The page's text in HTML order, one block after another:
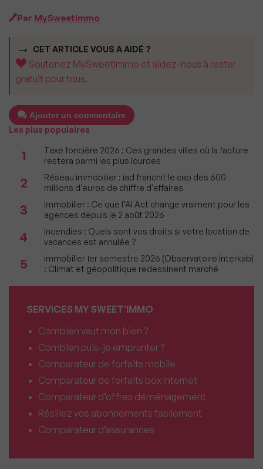
Par MySweetImmo
CET ARTICLE VOUS A AIDÉ ?
Soutenez MySweetImmo et aidez-nous à rester
gratuit pour tous.
Ajouter un commentaire
Les plus populaires
1
Taxe foncière 2026 : Ces grandes villes où la facture
restera parmi les plus lourdes
2
Réseau immobilier : iad franchit le cap des 600
millions d'euros de chiffre d'affaires
3
Immobilier : Ce que l’AI Act change vraiment pour les
agences depuis le 2 août 2026
4
Incendies : Quels sont vos droits si votre location de
vacances est annulée ?
5
Immobilier 1er semestre 2026 (Observatoire Interkab)
: Climat et géopolitique redessinent marché
SERVICES MY SWEET'IMMO
Combien vaut mon bien ?
Combien puis-je emprunter ?
Comparateur de forfaits mobile
Comparateur de forfaits box Internet
Comparateur d’offres déménagement
Résiliez vos abonnements facilement
Comparateur d’assurances